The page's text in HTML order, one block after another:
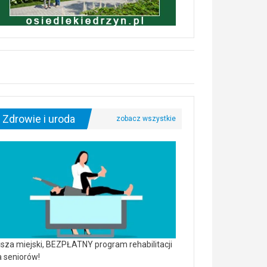
Zdrowie i uroda
miejski, BEZPŁATNY program rehabilitacji
seniorów!